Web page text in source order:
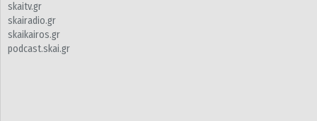
skaitv.gr
skairadio.gr
skaikairos.gr
podcast.skai.gr